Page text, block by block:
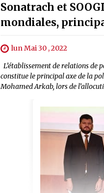
Sonatrach et
mondiales,
lun Mai 30 , 2022
L’établissement de relations de
constitue le principal axe de la
Mohamed Arkab, lors de